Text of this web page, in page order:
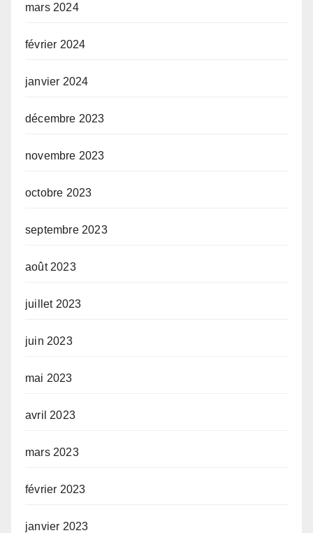
mars 2024
février 2024
janvier 2024
décembre 2023
novembre 2023
octobre 2023
septembre 2023
août 2023
juillet 2023
juin 2023
mai 2023
avril 2023
mars 2023
février 2023
janvier 2023